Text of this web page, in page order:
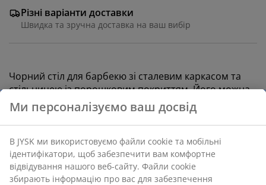
Різні варіанти доставки
Швидка та зручна доставка на ваш вибір
Чорний стіл для барбекю зі сталевим каркасом та
стільницею із порошковим покриттям. Його можна
використовувати як основу для газового грилю, а
також для організації приладдя під час приготування
їжі надворі. 2 коліщатка полегшують переміщення
столу. Із 6 гачками. 50x90 см, вис. 84 см
Артикул: 3700270
Ми персоналізуємо ваш досвід
В JYSK ми використовуємо файли cookie та мобільні
ідентифікатори, щоб забезпечити вам комфортне
відвідування нашого веб-сайту. Файли cookie
збирають інформацію про вас для забезпечення